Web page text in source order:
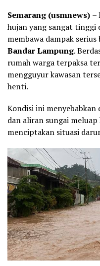
Semarang (usmnews) –
hujan yang sangat tinggi
membawa dampak
Bandar Lampung.
rumah warga terpaksa
mengguyur kawasan
henti.
Kondisi ini menyebabkan
dan aliran sungai
menciptakan situasi